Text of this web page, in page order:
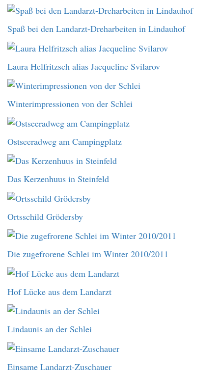
Spaß bei den Landarzt-Dreharbeiten in Lindauhof
Laura Helfritzsch alias Jacqueline Svilarov
Winterimpressionen von der Schlei
Ostseeradweg am Campingplatz
Das Kerzenhuus in Steinfeld
Ortsschild Grödersby
Die zugefrorene Schlei im Winter 2010/2011
Hof Lücke aus dem Landarzt
Lindaunis an der Schlei
Einsame Landarzt-Zuschauer